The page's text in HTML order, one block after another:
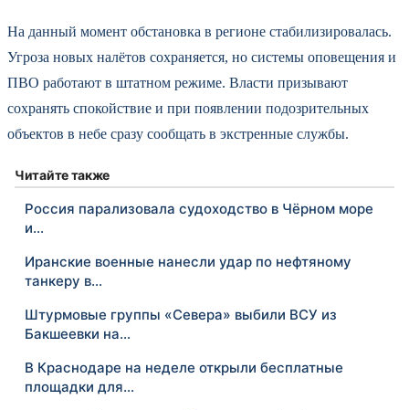
На данный момент обстановка в регионе стабилизировалась.
Угроза новых налётов сохраняется, но системы оповещения и
ПВО работают в штатном режиме. Власти призывают
сохранять спокойствие и при появлении подозрительных
объектов в небе сразу сообщать в экстренные службы.
Читайте также
Россия парализовала судоходство в Чёрном море
и…
Иранские военные нанесли удар по нефтяному
танкеру в…
Штурмовые группы «Севера» выбили ВСУ из
Бакшеевки на…
В Краснодаре на неделе открыли бесплатные
площадки для…